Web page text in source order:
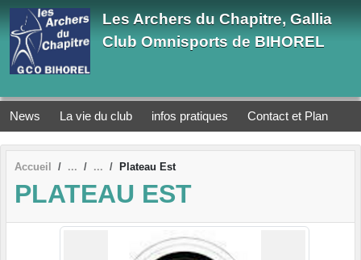
Les Archers du Chapitre, Gallia
Club Omnisports de BIHOREL
News La vie du club infos pratiques Contact et Plan
Accueil Plateau Est
PLATEAU EST
Panneau de gestion des cookies